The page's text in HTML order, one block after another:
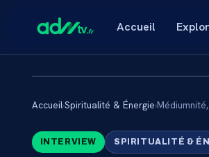
Accueil
Accueil›Spiritualité & Énergie›
INTERVIEW SPIRITUALITÉ &